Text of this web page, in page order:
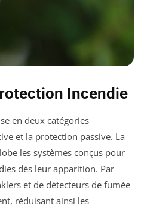
Incendie
en deux catégories
et la protection passive. La
les systèmes conçus pour
dès leur apparition. Par
et de détecteurs de fumée
réduisant ainsi les